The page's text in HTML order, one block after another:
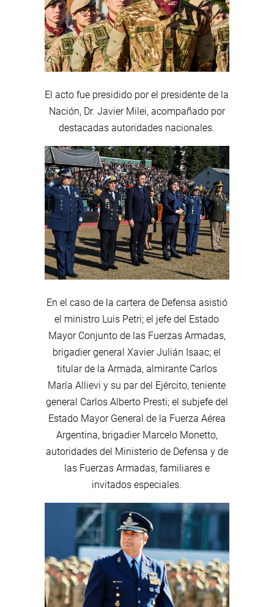
El acto fue presidido por el presidente de la
Nación, Dr. Javier Milei, acompañado por
destacadas autoridades nacionales.
En el caso de la cartera de Defensa asistió
el ministro Luis Petri; el jefe del Estado
Mayor Conjunto de las Fuerzas Armadas,
brigadier general Xavier Julián Isaac; el
titular de la Armada, almirante Carlos
María Allievi y su par del Ejército, teniente
general Carlos Alberto Presti; el subjefe del
Estado Mayor General de la Fuerza Aérea
Argentina, brigadier Marcelo Monetto,
autoridades del Ministerio de Defensa y de
las Fuerzas Armadas, familiares e
invitados especiales.